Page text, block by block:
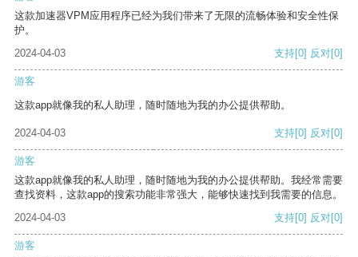
这款加速器VPM应用程序已经为我们带来了无限的流畅体验和安全性保
护。
2024-04-03
支持[0] 反对[0]
游客
这款app就像我的私人助理，随时随地为我的办公提供帮助。
2024-04-03 支持[0] 反对[0]
游客
这款app就像我的私人助理，随时随地为我的办公提供帮助。我经常需要
查找资料，这款app的搜索功能非常强大，能够快速找到我需要的信息。
2024-04-03
支持[0] 反对[0]
游客